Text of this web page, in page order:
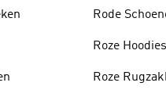
Rode
Roze Hoodies
Roze